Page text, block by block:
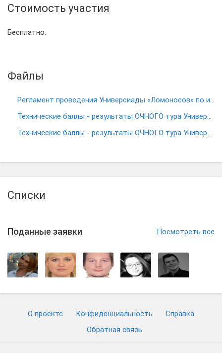
Стоимость участия
Бесплатно.
Файлы
Регламент проведения Универсиады «Ломоносов» по истории и истории искусств в 2017/2018 учебном году
Технические баллы - результаты ОЧНОГО тура Универсиады (ИСТОРИЯ)
Технические баллы - результаты ОЧНОГО тура Универсиады (ИСТОРИЯ ИСКУССТВ)
Списки
Поданные заявки Посмотреть все
О проекте Конфиденциальность
Cправка
Обратная связь